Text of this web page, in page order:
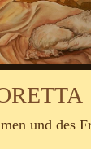
und des